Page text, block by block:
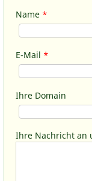
Name *
E-Mail *
Ihre Domain
Ihre Nachricht an